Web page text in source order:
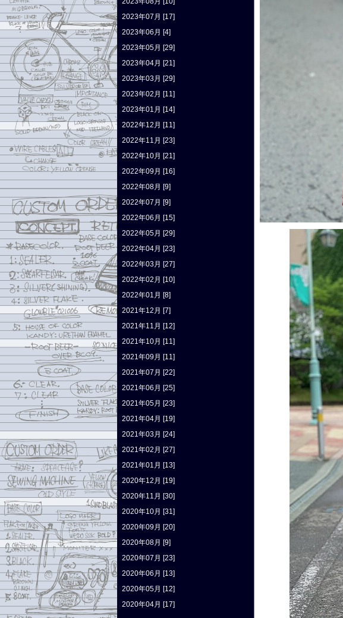
2023年07月 [17]
2023年06月 [4]
2023年05月 [29]
2023年04月 [21]
2023年03月 [29]
2023年02月 [11]
2023年01月 [14]
2022年12月 [11]
2022年11月 [23]
2022年10月 [21]
2022年09月 [16]
2022年08月 [9]
2022年07月 [9]
2022年06月 [15]
2022年05月 [29]
2022年04月 [23]
2022年03月 [27]
2022年02月 [10]
2022年01月 [8]
2021年12月 [7]
2021年11月 [12]
2021年10月 [11]
2021年09月 [11]
2021年07月 [22]
2021年06月 [25]
2021年05月 [23]
2021年04月 [19]
2021年03月 [24]
2021年02月 [27]
2021年01月 [13]
2020年12月 [19]
2020年11月 [30]
2020年10月 [31]
2020年09月 [20]
2020年08月 [9]
2020年07月 [23]
2020年06月 [13]
2020年05月 [12]
2020年04月 [17]